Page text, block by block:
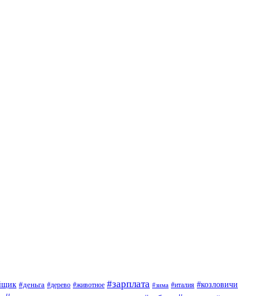
#деньга #дерево #животное #зарплата #зима #италия #козловичи